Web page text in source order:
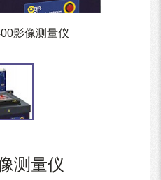
影像测量仪
测量仪